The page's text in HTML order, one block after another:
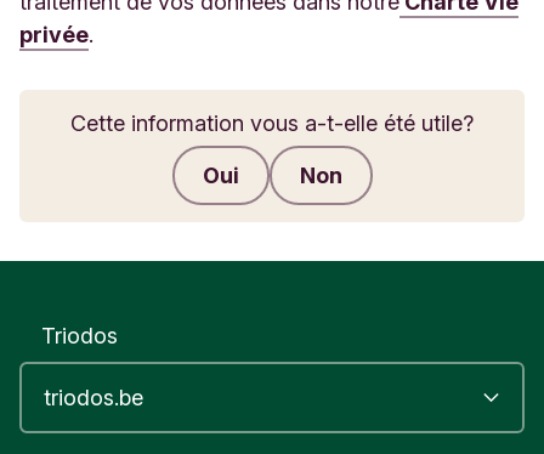
privée.
Cette information vous a-t-elle été utile?
Oui Non
Triodos